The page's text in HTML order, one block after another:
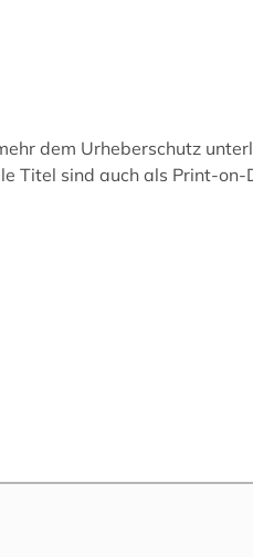
dem Urheberschutz
Titel sind auch als Print-